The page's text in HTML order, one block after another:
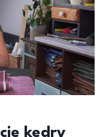
kedry